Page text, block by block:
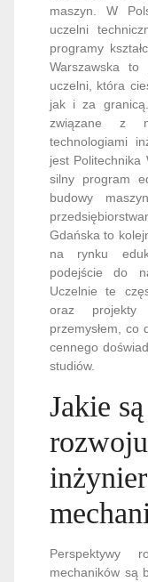
maszyn. W
uczelni
programy
Warszawska to
uczelni, która
jak i za
związane z
technologiami
jest Politechnika
silny program
budowy
Gdańska to
na rynku
podejście do
Uczelnie te
oraz projekty
przemysłem, co
cennego
studiów.
Jakie
Perspektywy
mechaników są